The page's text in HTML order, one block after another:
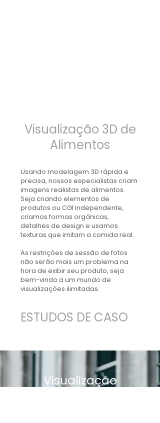
Visualização 3D de
Alimentos
Usando modelagem 3D rápida e
precisa, nossos especialistas criam
imagens realistas de alimentos.
Seja criando elementos de
produtos ou CGI independente,
criamos formas orgânicas,
detalhes de design e usamos
texturas que imitam a comida real.
As restrições de sessão de fotos
não serão mais um problema na
hora de exibir seu produto, seja
bem-vindo a um mundo de
visualizações ilimitadas.
ESTUDOS DE CASO
Visualização
3D sem limites.